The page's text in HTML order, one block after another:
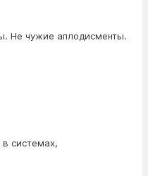
Не чужие аплодисменты.
в системах,